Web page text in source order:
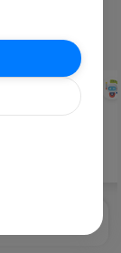
CHATGPT
hóért, amely